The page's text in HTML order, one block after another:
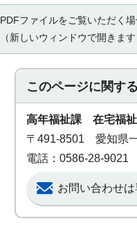
PDFファイルをご覧いただく
（新しいウィンドウで開きま
このページに関する
高年福祉課 在宅福
〒491-8501 愛知県
電話：0586-28-9021
お問い合わせは